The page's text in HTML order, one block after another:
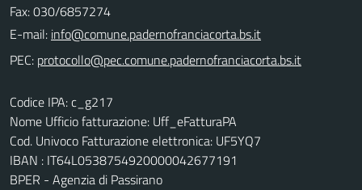
Fax: 030/6857274
E-mail:
PEC:
Codice IPA: c_g217
Nome Ufficio fatturazione: Uff_eFatturaPA
Cod. Univoco Fatturazione elettronica: UF5YQ7
IBAN : IT64L0538754920000042677191
BPER - Agenzia di Passirano